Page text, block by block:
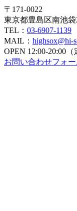
〒171-0022
東京都豊島区南池
TEL： 03-6907-1139
MAIL： highsox@hi-
OPEN 12:00-20:00（
お問い合わせフォー